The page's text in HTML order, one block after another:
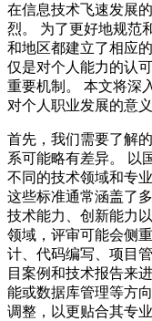
在信息技术飞速发展
烈。 为了更好地规范
和地区都建立了相应
仅是对个人能力的认
重要机制。 本文将深
对个人职业发展的意义
首先，我们需要了解
系可能略有差异。 以
不同的技术领域和专
这些标准通常涵盖了
技术能力、创新能力
领域，评审可能会侧
计、代码编写、项目
目案例和技术报告来
能或数据库管理等方
调整，以更贴合其专